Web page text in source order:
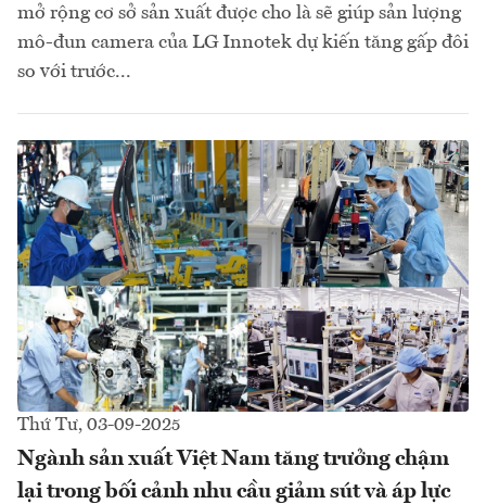
mở rộng cơ sở sản xuất được cho là sẽ giúp sản lượng
mô-đun camera của LG Innotek dự kiến tăng gấp đôi
so với trước...
Thứ Tư, 03-09-2025
Ngành sản xuất Việt Nam tăng trưởng chậm
lại trong bối cảnh nhu cầu giảm sút và áp lực